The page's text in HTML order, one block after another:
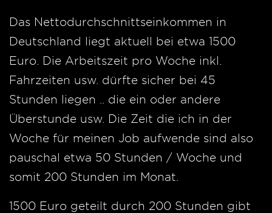
Das Nettodurchschnittseinkommen in
Deutschland liegt aktuell bei etwa 1500
Euro. Die Arbeitszeit pro Woche inkl.
Fahrzeiten usw. dürfte sicher bei 45
Stunden liegen .. die ein oder andere
Überstunde usw. Die Zeit die ich in der
Woche für meinen Job aufwende sind also
pauschal etwa 50 Stunden / Woche und
somit 200 Stunden im Monat.
1500 Euro geteilt durch 200 Stunden gibt